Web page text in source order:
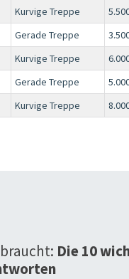
Kurvige Treppe
Gerade Treppe
Kurvige Treppe
Gerade Treppe
Kurvige Treppe
Die 10